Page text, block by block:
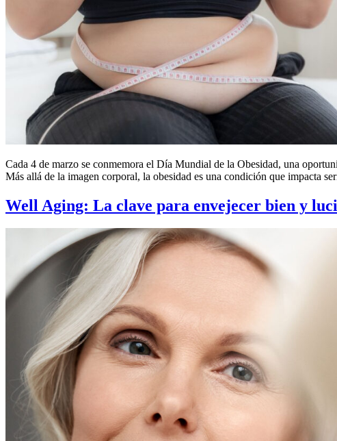
Cada 4 de marzo se conmemora el Día Mundial de la Obesidad, una
Más allá de la imagen corporal, la obesidad es una condición que impacta
Well Aging: La clave para envejecer bien y